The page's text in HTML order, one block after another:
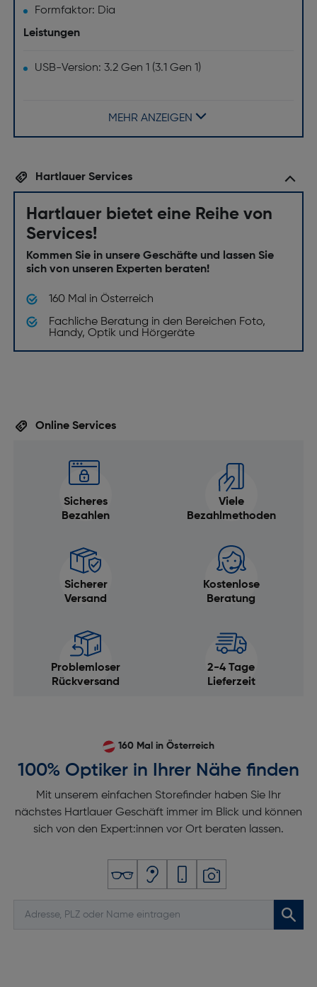
Formfaktor: Dia
Leistungen
USB-Version: 3.2 Gen 1 (3.1 Gen 1)
Kapazität [GB]: 256MEHR ANZEIGEN
Hartlauer Services
Hartlauer bietet eine Reihe von
Services!
Kommen Sie in unsere Geschäfte und lassen Sie
sich von unseren Experten beraten!
160 Mal in Österreich
Fachliche Beratung in den Bereichen Foto,
Handy, Optik und Hörgeräte
Online Services
Sicheres
Bezahlen
Viele
Bezahlmethoden
Sicherer
Versand
Kostenlose
Beratung
Problemloser
Rückversand
2-4 Tage
Lieferzeit
160 Mal in Österreich
100% Optiker in Ihrer Nähe finden
Mit unserem einfachen Storefinder haben Sie Ihr
nächstes Hartlauer Geschäft immer im Blick und können
sich von den Expert:innen vor Ort beraten lassen.